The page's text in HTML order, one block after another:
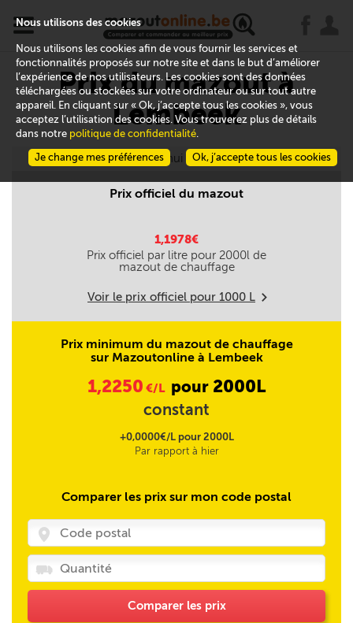
x
Prix du mazout à
Lembeek
Aujourd'hui le 06/08
Prix officiel du mazout
1,1978€
Prix officiel par litre pour 2000l de
mazout de chauffage
Voir le prix officiel pour 1000 L m
Prix minimum du mazout de chauffage
sur Mazoutonline à Lembeek
1,2250 €/L pour 2000L
constant
+0,0000€/L pour 2000L
Par rapport à hier
Comparer les prix sur mon code postal
Comparer les prix
Nous utilisons des cookies
Nous utilisons les cookies afin de vous fournir les services et
fonctionnalités proposés sur notre site et dans le but d’améliorer
l’expérience de nos utilisateurs. Les cookies sont des données
téléchargées ou stockées sur votre ordinateur ou sur tout autre
appareil. En cliquant sur « Ok, j’accepte tous les cookies », vous
acceptez l’utilisation des cookies. Vous trouverez plus de détails
dans notre politique de confidentialité.
Ok, j’accepte tous les cookies
Je change mes préférences